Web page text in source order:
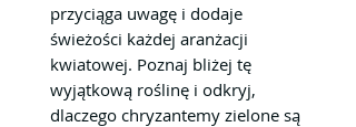
przyciąga uwagę i dodaje
świeżości każdej aranżacji
kwiatowej. Poznaj bliżej tę
wyjątkową roślinę i odkryj,
dlaczego chryzantemy zielone są